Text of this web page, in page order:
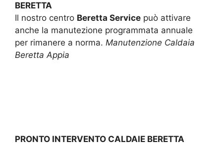
BERETTA
Il nostro centro Beretta Service può attivare
anche la manutezione programmata annuale
per rimanere a norma. Manutenzione Caldaia
Beretta Appia
PRONTO INTERVENTO CALDAIE BERETTA